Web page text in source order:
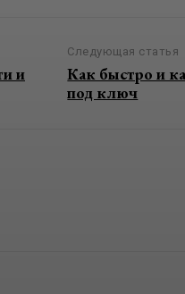
и
Следующая статья
Как быстро и
под ключ